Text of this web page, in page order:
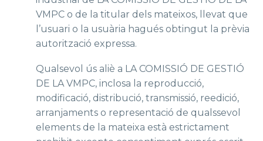
VMPC o de la titular dels mateixos, llevat que
l’usuari o la usuària hagués obtingut la prèvia
autorització expressa.
Qualsevol ús aliè a LA COMISSIÓ DE GESTIÓ
DE LA VMPC, inclosa la reproducció,
modificació, distribució, transmissió, reedició,
arranjaments o representació de qualssevol
elements de la mateixa està estrictament